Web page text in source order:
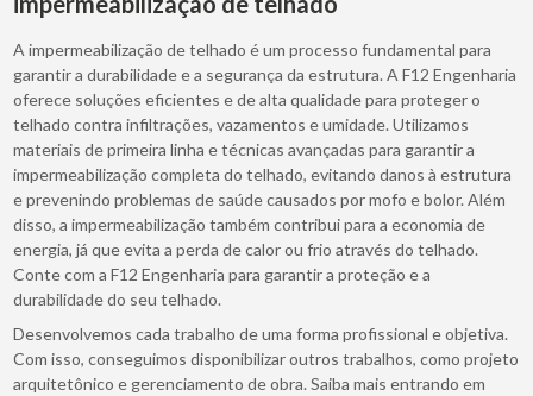
A impermeabilização de telhado é um processo fundamental para
garantir a durabilidade e a segurança da estrutura. A F12 Engenharia
oferece soluções eficientes e de alta qualidade para proteger o
telhado contra infiltrações, vazamentos e umidade. Utilizamos
materiais de primeira linha e técnicas avançadas para garantir a
impermeabilização completa do telhado, evitando danos à estrutura
e prevenindo problemas de saúde causados por mofo e bolor. Além
disso, a impermeabilização também contribui para a economia de
energia, já que evita a perda de calor ou frio através do telhado.
Conte com a F12 Engenharia para garantir a proteção e a
durabilidade do seu telhado.
Desenvolvemos cada trabalho de uma forma profissional e objetiva.
Com isso, conseguimos disponibilizar outros trabalhos, como projeto
arquitetônico e gerenciamento de obra. Saiba mais entrando em